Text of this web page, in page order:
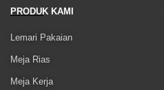
PRODUK KAMI
Lemari Pakaian
Meja Rias
Meja Kerja